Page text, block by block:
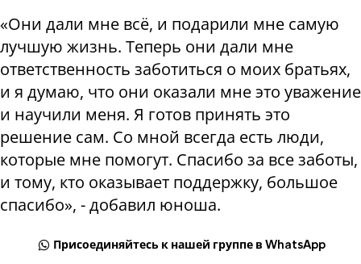
«Они дали мне всё, и подарили мне самую
лучшую жизнь. Теперь они дали мне
ответственность заботиться о моих братьях,
и я думаю, что они оказали мне это уважение
и научили меня. Я готов принять это
решение сам. Со мной всегда есть люди,
которые мне помогут. Спасибо за все заботы,
и тому, кто оказывает поддержку, большое
спасибо», - добавил юноша.
Присоединяйтесь к нашей группе в WhatsApp